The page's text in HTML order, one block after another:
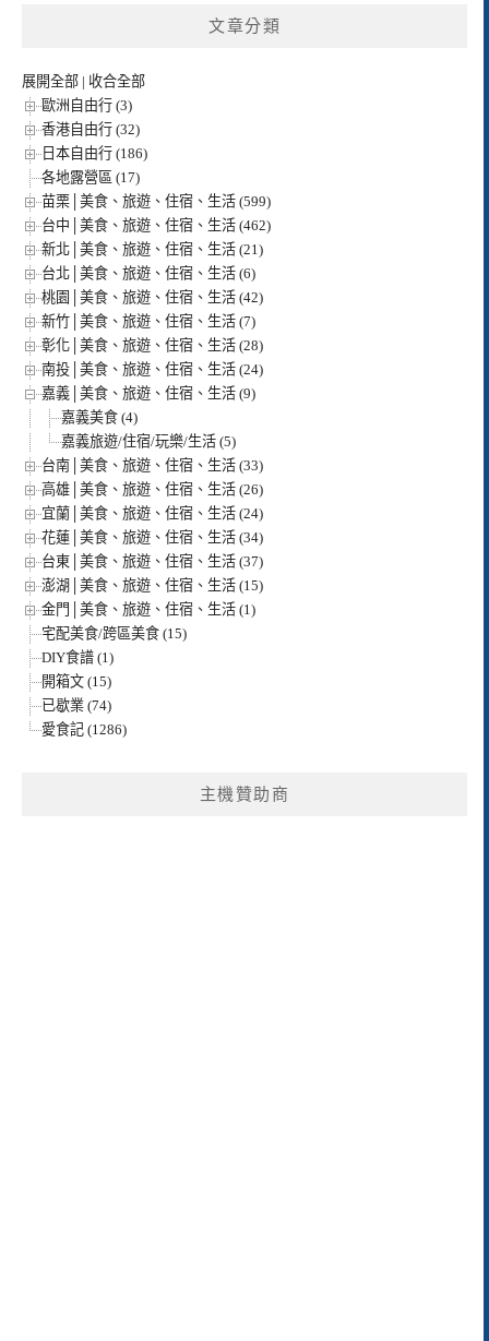
文章分類
展開全部 | 收合全部
歐洲自由行 (3)
香港自由行 (32)
日本自由行 (186)
各地露營區 (17)
苗栗│美食、旅遊、住宿、生活 (599)
台中│美食、旅遊、住宿、生活 (462)
新北│美食、旅遊、住宿、生活 (21)
台北│美食、旅遊、住宿、生活 (6)
桃園│美食、旅遊、住宿、生活 (42)
新竹│美食、旅遊、住宿、生活 (7)
彰化│美食、旅遊、住宿、生活 (28)
南投│美食、旅遊、住宿、生活 (24)
嘉義│美食、旅遊、住宿、生活 (9)
嘉義美食 (4)
嘉義旅遊/住宿/玩樂/生活 (5)
台南│美食、旅遊、住宿、生活 (33)
高雄│美食、旅遊、住宿、生活 (26)
宜蘭│美食、旅遊、住宿、生活 (24)
花蓮│美食、旅遊、住宿、生活 (34)
台東│美食、旅遊、住宿、生活 (37)
澎湖│美食、旅遊、住宿、生活 (15)
金門│美食、旅遊、住宿、生活 (1)
宅配美食/跨區美食 (15)
DIY食譜 (1)
開箱文 (15)
已歇業 (74)
愛食記 (1286)
主機贊助商